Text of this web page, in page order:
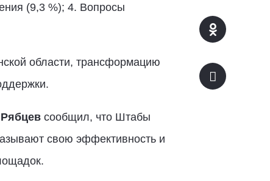
(9,3 %); 4. Вопросы
области, трансформацию
сообщил, что Штабы
свою эффективность и